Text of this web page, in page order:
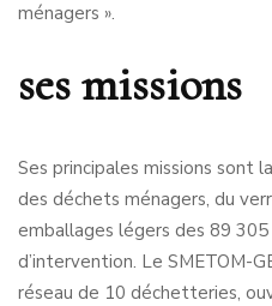
ménagers ».
ses missions
Ses principales missions
des déchets ménagers, du
emballages légers des 89
d’intervention. Le SMETOM-
réseau de 10 déchetteries,